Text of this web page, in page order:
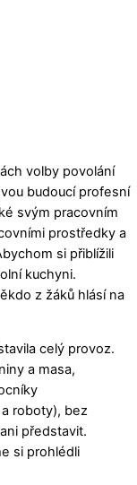
volby povolání
budoucí profesní
svým pracovním
prostředky a
si přiblížili
kuchyni.
z žáků hlásí na
celý provoz.
a masa,
roboty), bez
představit.
si prohlédli